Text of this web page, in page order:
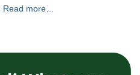
Read more…